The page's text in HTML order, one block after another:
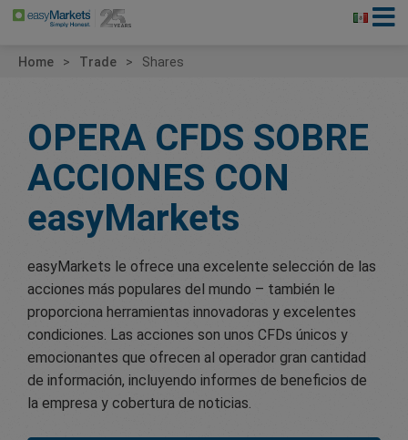
Home Trade Shares
OPERA CFDS SOBRE
ACCIONES CON
easyMarkets
easyMarkets le ofrece una excelente selección de las
acciones más populares del mundo – también le
proporciona herramientas innovadoras y excelentes
condiciones. Las acciones son unos CFDs únicos y
emocionantes que ofrecen al operador gran cantidad
de información, incluyendo informes de beneficios de
la empresa y cobertura de noticias.